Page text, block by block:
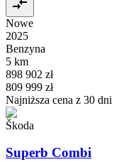
Nowe
2025
Benzyna
5 km
898 902 zł
809 999 zł
Najniższa cena z 30 dni
Škoda
Superb Combi